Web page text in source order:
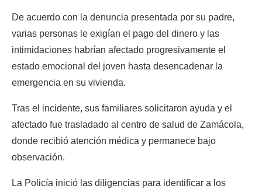
De acuerdo con la denuncia presentada por su padre,
varias personas le exigían el pago del dinero y las
intimidaciones habrían afectado progresivamente el
estado emocional del joven hasta desencadenar la
emergencia en su vivienda.
Tras el incidente, sus familiares solicitaron ayuda y el
afectado fue trasladado al centro de salud de Zamácola,
donde recibió atención médica y permanece bajo
observación.
La Policía inició las diligencias para identificar a los